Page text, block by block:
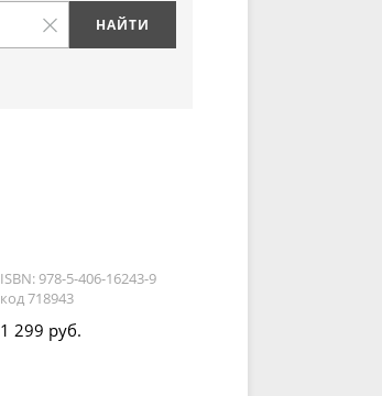
ISBN: 978-5-406-16243-9
код 718943
1 299 руб.